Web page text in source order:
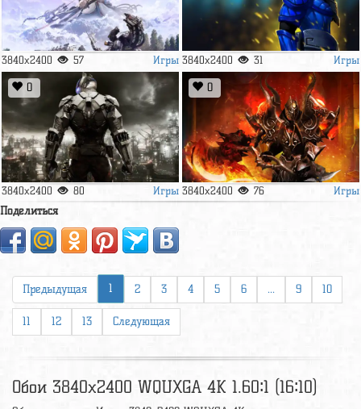
3840x2400 57 Игры 3840x2400 31 Игры
0
3840x2400 80 Игры
0
3840x2400 76 Игры
Поделиться
Предыдущая 1 2 3 4 5 6 ... 9 10
11 12 13 Следующая
Обои 3840x2400 WQUXGA 4K 1.60∶1 (16∶10)